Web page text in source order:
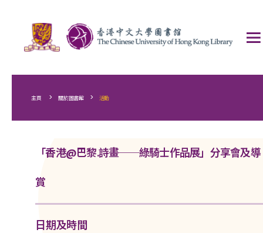
主頁 > 關於圖書館 > 活動
「香港@巴黎.詩畫──綠騎士作品展」分享會及導
賞
日期及時間